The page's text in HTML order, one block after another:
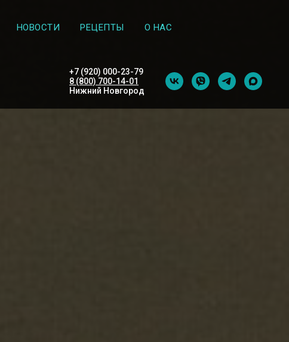
НОВОСТИ РЕЦЕПТЫ О НАС
+7 (920) 000-23-79
8 (800) 700-14-01
Нижний Новгород